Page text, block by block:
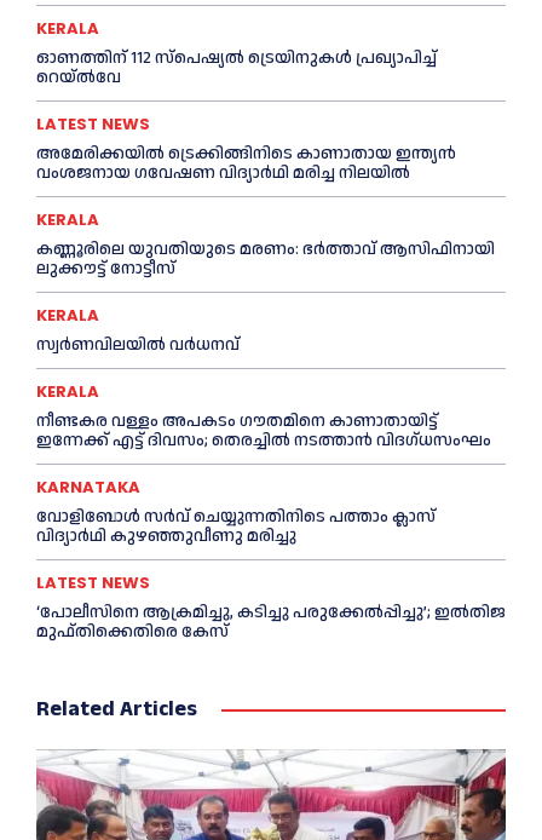
KERALA
ഓണത്തിന് 112 സ്പെഷ്യല്‍ ട്രെയിനുകള്‍ പ്രഖ്യാപിച്ച്‌
റെയ്ല്‍വേ
LATEST NEWS
അമേരിക്കയില്‍ ട്രെക്കിങ്ങിനിടെ കാണാതായ ഇന്ത്യൻ
വംശജനായ ഗവേഷണ വിദ്യാര്‍ഥി മരിച്ച നിലയില്‍
KERALA
കണ്ണൂരിലെ യുവതിയുടെ മരണം: ഭര്‍ത്താവ് ആസിഫിനായി
ലുക്കൗട്ട് നോട്ടീസ്
KERALA
സ്വർണവിലയിൽ വർധനവ്
KERALA
നീണ്ടകര വള്ളം അപകടം ഗൗതമിനെ കാണാതായിട്ട്
ഇന്നേക്ക് എട്ട് ദിവസം; തെരച്ചില്‍ നടത്താൻ വിദഗ്ധസംഘം
KARNATAKA
വോളിബോൾ സർവ് ചെയ്യുന്നതിനിടെ പത്താം ക്ലാസ്
വിദ്യാർഥി കുഴഞ്ഞുവീണു മരിച്ചു
LATEST NEWS
‘പോലീസിനെ ആക്രമിച്ചു, കടിച്ചു പരുക്കേല്‍പ്പിച്ചു’; ഇല്‍തിജ
മുഫ്തിക്കെതിരെ കേസ്
Related Articles